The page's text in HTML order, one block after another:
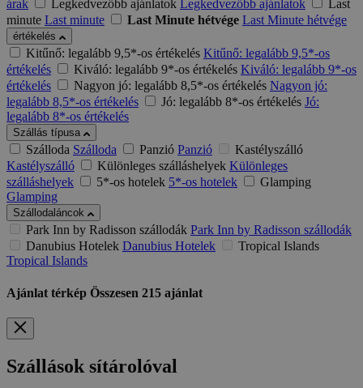
árak
Legkedvezőbb ajánlatok Legkedvezőbb ajánlatok
Last
minute Last minute Last Minute hétvége Last Minute hétvége
értékelés
Kitűnő: legalább 9,5*-os értékelés Kitűnő: legalább 9,5*-os
értékelés
Kiváló: legalább 9*-os értékelés Kiváló: legalább 9*-os
értékelés
Nagyon jó: legalább 8,5*-os értékelés Nagyon jó:
legalább 8,5*-os értékelés
Jó: legalább 8*-os értékelés Jó:
legalább 8*-os értékelés
Szállás típusa
Szálloda Szálloda Panzió Panzió
Kastélyszálló
Kastélyszálló
Különleges szálláshelyek Különleges
szálláshelyek
5*-os hotelek 5*-os hotelek
Glamping
Glamping
Szállodaláncok
Park Inn by Radisson szállodák Park Inn by Radisson szállodák
Danubius Hotelek Danubius Hotelek
Tropical Islands
Tropical Islands
Ajánlat térkép Összesen 215 ajánlat
Szállások sítárolóval